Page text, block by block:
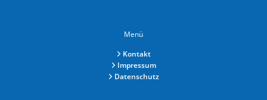
Menü
Kontakt
Impressum
Datenschutz